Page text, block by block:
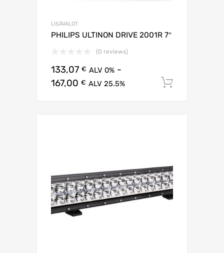
LISÄVALOT
PHILIPS ULTINON DRIVE 2001R 7″
(0 reviews)
133,07 € ALV 0% -
167,00 € ALV 25.5%